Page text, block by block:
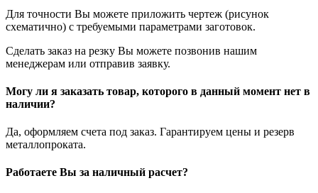
Для точности Вы можете приложить чертеж (рисунок
схематично) с требуемыми параметрами заготовок.
Сделать заказ на резку Вы можете позвонив нашим
менеджерам или отправив заявку.
Могу ли я заказать товар, которого в данный момент нет в
наличии?
Да, оформляем счета под заказ. Гарантируем цены и резерв
металлопроката.
Работаете Вы за наличный расчет?